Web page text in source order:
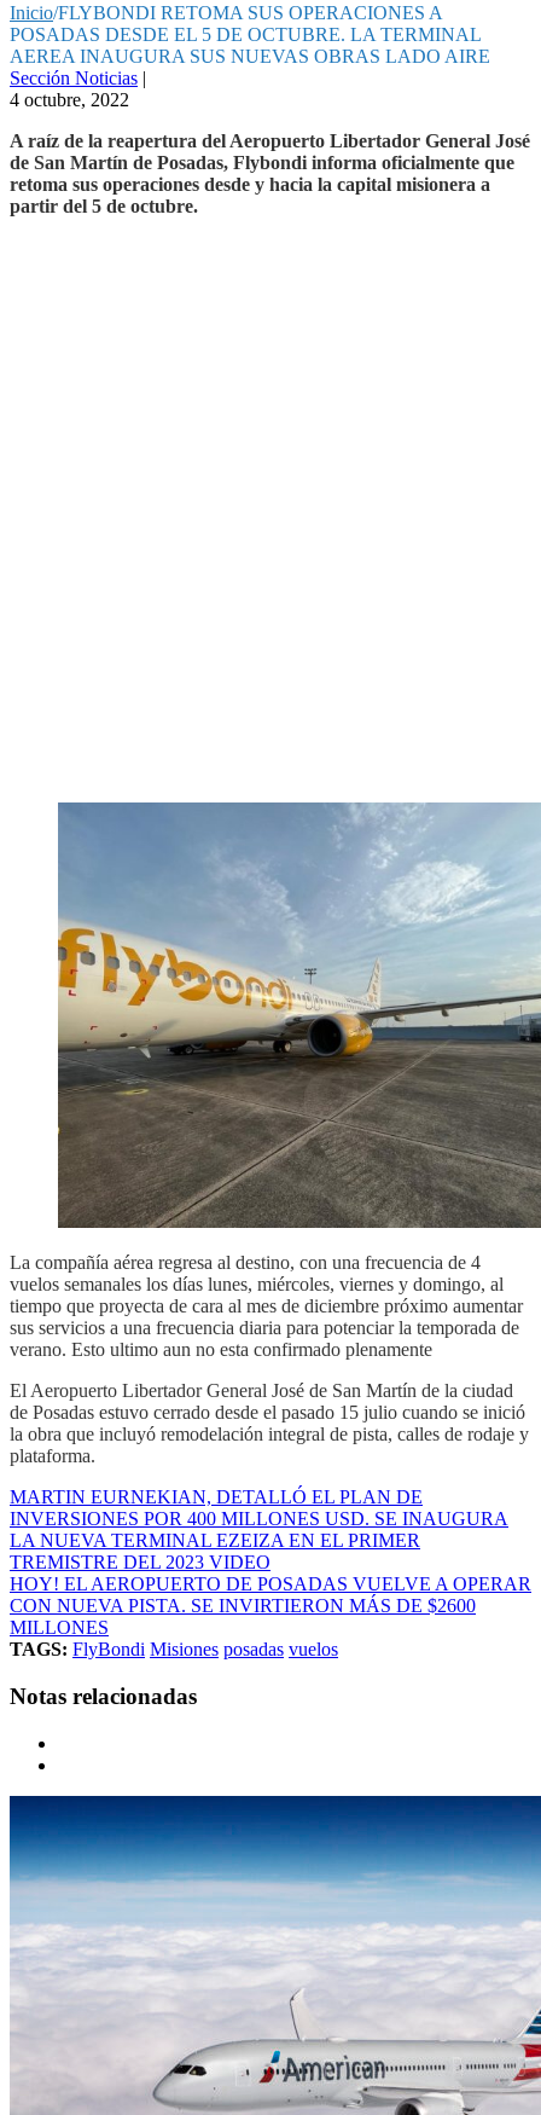
Inicio/FLYBONDI RETOMA SUS OPERACIONES A
POSADAS DESDE EL 5 DE OCTUBRE. LA TERMINAL
AEREA INAUGURA SUS NUEVAS OBRAS LADO AIRE
Sección Noticias |
4 octubre, 2022
A raíz de la reapertura del Aeropuerto Libertador General José
de San Martín de Posadas, Flybondi informa oficialmente que
retoma sus operaciones desde y hacia la capital misionera a
partir del 5 de octubre.
La compañía aérea regresa al destino, con una frecuencia de 4
vuelos semanales los días lunes, miércoles, viernes y domingo, al
tiempo que proyecta de cara al mes de diciembre próximo aumentar
sus servicios a una frecuencia diaria para potenciar la temporada de
verano. Esto ultimo aun no esta confirmado plenamente
El Aeropuerto Libertador General José de San Martín de la ciudad
de Posadas estuvo cerrado desde el pasado 15 julio cuando se inició
la obra que incluyó remodelación integral de pista, calles de rodaje y
plataforma.
MARTIN EURNEKIAN, DETALLÓ EL PLAN DE
INVERSIONES POR 400 MILLONES USD. SE INAUGURA
LA NUEVA TERMINAL EZEIZA EN EL PRIMER
TREMISTRE DEL 2023 VIDEO
HOY! EL AEROPUERTO DE POSADAS VUELVE A OPERAR
CON NUEVA PISTA. SE INVIRTIERON MÁS DE $2600
MILLONES
TAGS: FlyBondi Misiones posadas vuelos
Notas relacionadas